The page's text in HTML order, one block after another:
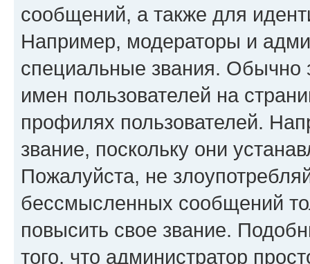
сообщений, а также для
Например, модераторы и
специальные звания. Обычно
имен пользователей на
профилях пользователей.
звание, поскольку они
Пожалуйста, не
бессмысленных сообщений
повысить свое звание.
того, что администратор